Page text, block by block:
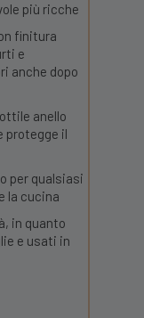
più ricche
finitura
e
anche dopo
anello
protegge il
per qualsiasi
la cucina
in quanto
e usati in